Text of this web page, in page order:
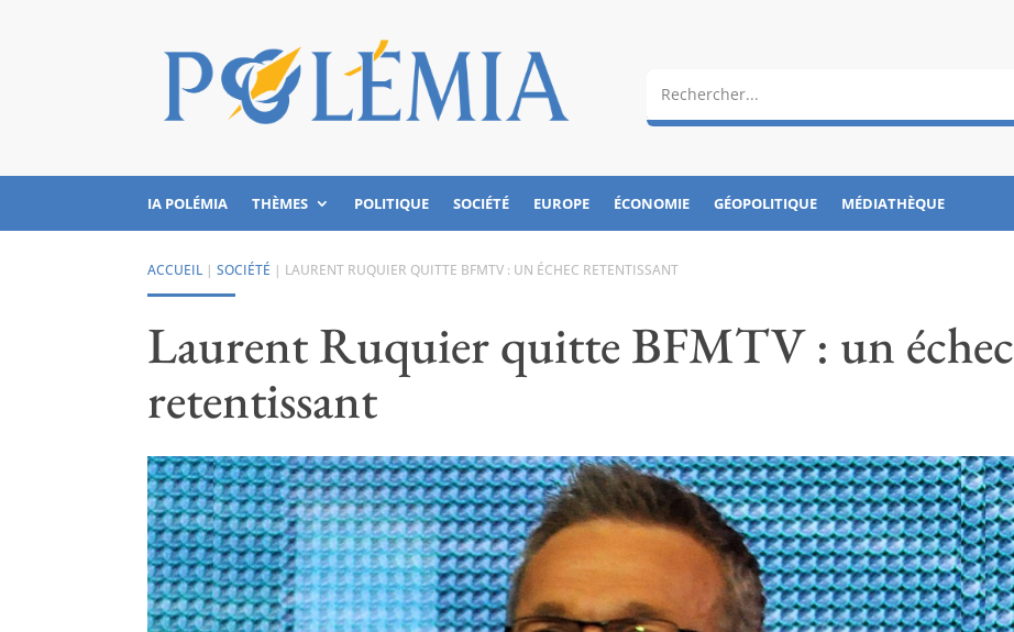
IA POLÉMIA THÈMES POLITIQUE SOCIÉTÉ EUROPE ÉCONOMIE GÉOPOLITIQUE MÉDIATHÈQUE
ACCUEIL |SOCIÉTÉ | LAURENT RUQUIER QUITTE BFMTV : UN ÉCHEC RETENTISSANT
Laurent Ruquier quitte BFMTV : un échec
retentissant